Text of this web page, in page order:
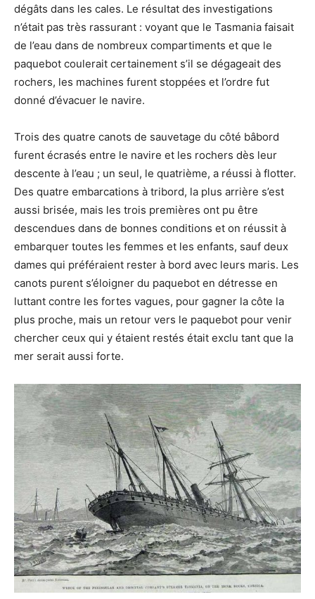
dégâts dans les cales. Le résultat des investigations
n’était pas très rassurant : voyant que le Tasmania faisait
de l’eau dans de nombreux compartiments et que le
paquebot coulerait certainement s’il se dégageait des
rochers, les machines furent stoppées et l’ordre fut
donné d’évacuer le navire.
Trois des quatre canots de sauvetage du côté bâbord
furent écrasés entre le navire et les rochers dès leur
descente à l’eau ; un seul, le quatrième, a réussi à flotter.
Des quatre embarcations à tribord, la plus arrière s’est
aussi brisée, mais les trois premières ont pu être
descendues dans de bonnes conditions et on réussit à
embarquer toutes les femmes et les enfants, sauf deux
dames qui préféraient rester à bord avec leurs maris. Les
canots purent s’éloigner du paquebot en détresse en
luttant contre les fortes vagues, pour gagner la côte la
plus proche, mais un retour vers le paquebot pour venir
chercher ceux qui y étaient restés était exclu tant que la
mer serait aussi forte.